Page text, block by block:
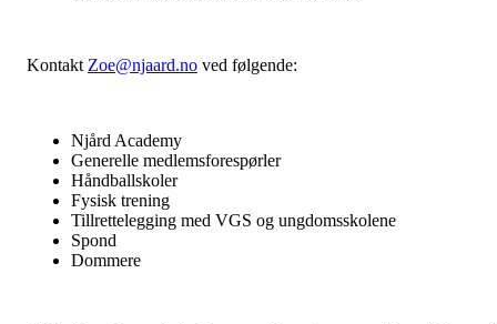
Kontakt Zoe@njaard.no ved følgende:
Njård Academy
Generelle medlemsforespørler
Håndballskoler
Fysisk trening
Tillrettelegging med VGS og ungdomsskolene
Spond
Dommere